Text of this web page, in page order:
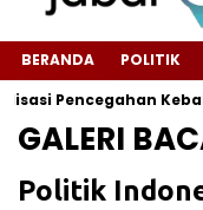
BERANDA POLITIK
Pencegahan
GALERI
Politik